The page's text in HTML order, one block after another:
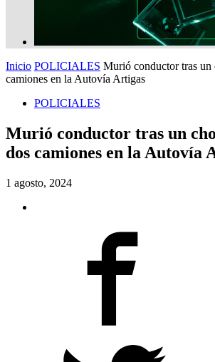
Inicio POLICIALES Murió conductor tras un
camiones en la Autovía Artigas
POLICIALES
Murió conductor tras un
dos camiones en la Autovía
1 agosto, 2024